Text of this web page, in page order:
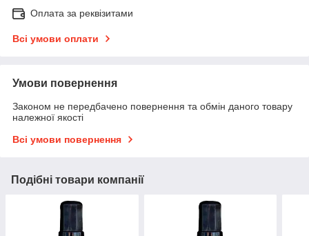
Оплата за реквізитами
Всі умови оплати
Умови повернення
Законом не передбачено повернення та обмін даного товару
належної якості
Всі умови повернення
Подібні товари компанії